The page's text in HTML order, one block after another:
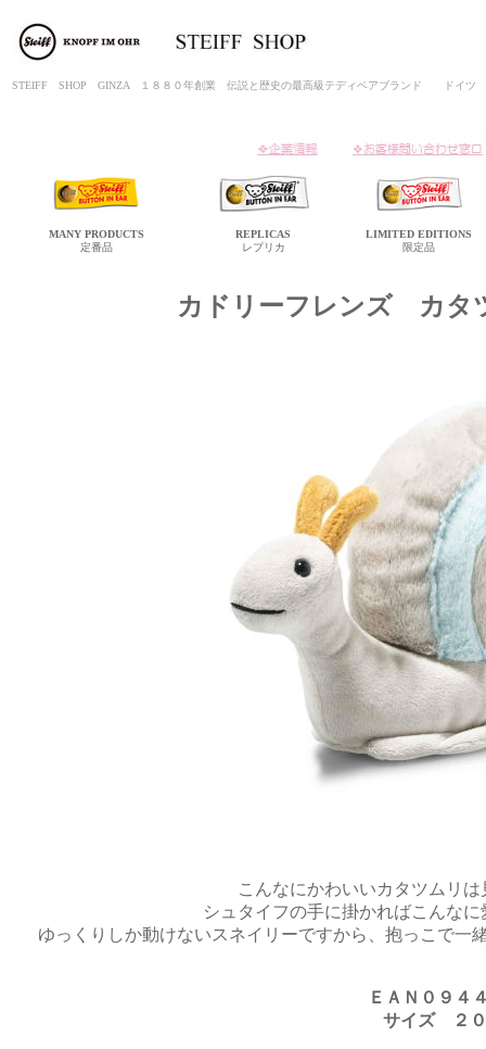
STEIFF SHOP GINZA １８８０年創業 伝説と歴史の最高級テディベアブランド ド
MANY PRODUCTS
定番品
REPLICAS
レプリカ
LIMITED EDITIONS
限定品
カドリーフレンズ カタ
こんなにかわいいカタツムリ
シュタイフの手に掛かればこんな
ゆっくりしか動けないスネイリーですから、抱っこで一
ＥＡＮ０９４
サイズ ２